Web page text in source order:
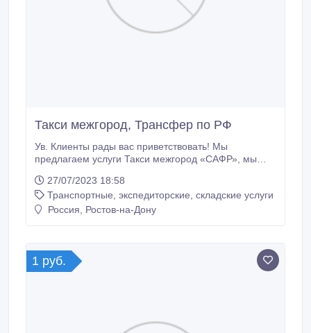
Такси межгород, Трансфер по РФ
Ув. Клиенты рады вас приветствовать! Мы
предлагаем услуги Такси межгород «САФР», мы
автомобили разного класса.
27/07/2023 18:58
Транспортные, экспедиторские, складские услуги
Россия, Ростов-на-Дону
1 руб.